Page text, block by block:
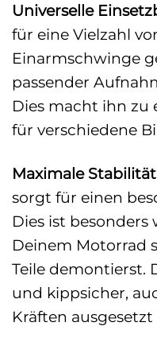
Universelle
für eine Vielzahl
Einarmschwinge
passender
Dies macht ihn zu
für verschiedene
Maximale
sorgt für einen
Dies ist
Deinem Motorrad
Teile demontierst.
und kippsicher,
Kräften ausgesetzt